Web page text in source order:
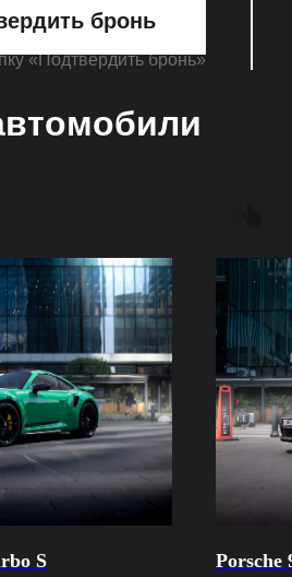
«Подтвердить бронь»
бронь
S Porsche